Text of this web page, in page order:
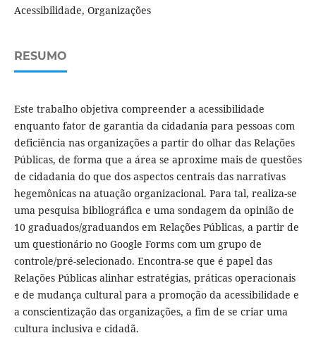
Acessibilidade, Organizações
RESUMO
Este trabalho objetiva compreender a acessibilidade
enquanto fator de garantia da cidadania para pessoas com
deficiência nas organizações a partir do olhar das Relações
Públicas, de forma que a área se aproxime mais de questões
de cidadania do que dos aspectos centrais das narrativas
hegemônicas na atuação organizacional. Para tal, realiza-se
uma pesquisa bibliográfica e uma sondagem da opinião de
10 graduados/graduandos em Relações Públicas, a partir de
um questionário no Google Forms com um grupo de
controle/pré-selecionado. Encontra-se que é papel das
Relações Públicas alinhar estratégias, práticas operacionais
e de mudança cultural para a promoção da acessibilidade e
a conscientização das organizações, a fim de se criar uma
cultura inclusiva e cidadã.